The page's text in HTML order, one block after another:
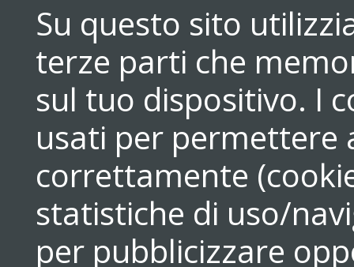
Su questo sito
terze parti che
sul tuo dispositivo. I
usati per permettere
correttamente
statistiche di uso/
per pubblicizzare